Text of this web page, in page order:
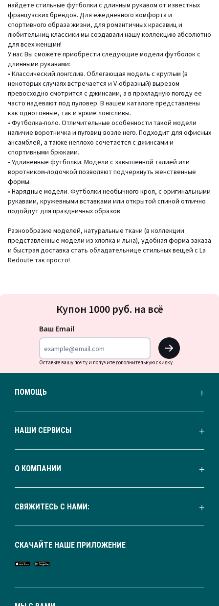
найдете стильные футболки с длинным рукавом от известных
французских брендов. Для ежедневного комфорта и
спортивного образа жизни, для романтичных красавиц и
любительниц классики мы создавали нашу коллекцию абсолютно
для всех женщин!
У нас Вы сможете приобрести следующие модели футболок с
длинными рукавами:
• Классический лонгслив. Облегающая модель с круглым (в
некоторых случаях встречается и V-образный) вырезом
превосходно смотрится с джинсами, а в прохладную погоду ее
часто надевают под пуловер. В нашем каталоге представлены
как однотонные, так и яркие лонгсливы.
• Футболка-поло. Отличительные особенности такой модели
наличие воротничка и пуговиц возле него. Подходит для офисных
ансамблей, а также неплохо сочетается с джинсами и
спортивными брюками.
• Удлиненные футболки. Модели с завышенной талией или
воротником-лодочкой позволяют подчеркнуть женственные
формы.
• Нарядные модели. Футболки необычного кроя, с оригинальными
рукавами, кружевными вставками или открытой спиной отлично
подойдут для праздничных образов.
Разнообразие моделей, натуральные ткани (в коллекции
представленные модели из хлопка и льна), удобная форма заказа
и быстрая доставка стать обладательнице стильных вещей с La
Redoute так просто!
на
Купон 1000 руб. на всё
Ваш Email
OK
Оставьте вашу почту и получите дополнительную скидку
ПОМОЩЬ
НАШИ СЕРВИСЫ
О КОМПАНИИ
СВЯЖИТЕСЬ С НАМИ:
СКАЧАЙТЕ НАШЕ ПРИЛОЖЕНИЕ